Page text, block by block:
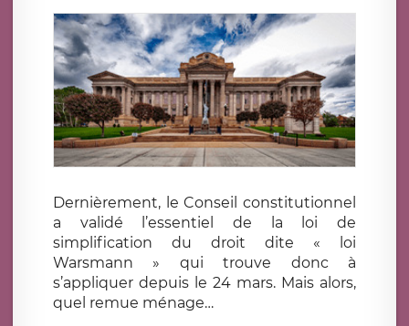
Dernièrement, le Conseil constitutionnel
a validé l’essentiel de la loi de
simplification du droit dite « loi
Warsmann » qui trouve donc à
s’appliquer depuis le 24 mars. Mais alors,
quel remue ménage…